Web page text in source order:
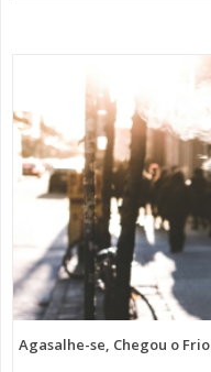
Agasalhe-se, Chegou o Frio